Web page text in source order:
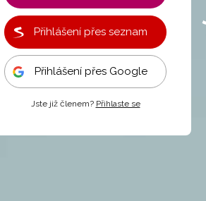
Přihlášení přes seznam
Přihlášení přes Google
Jste již členem? Přihlaste se